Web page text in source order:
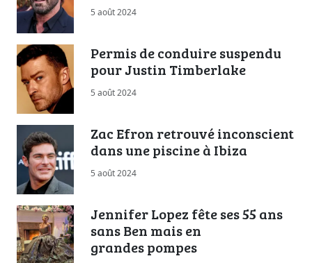
5 août 2024
Permis de conduire suspendu
pour Justin Timberlake
5 août 2024
Zac Efron retrouvé inconscient
dans une piscine à Ibiza
5 août 2024
Jennifer Lopez fête ses 55 ans
sans Ben mais en
grandes pompes